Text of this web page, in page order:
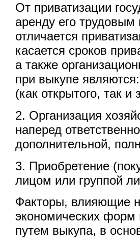
От приватизации
аренду его
отличается
касается сроков
а также
при выкупе
(как открытого, так и
2. Организация
наперед
дополнительной,
3. Приобретение
лицом или группой
Факторы, влияющие
экономических форм
путем выкупа, в